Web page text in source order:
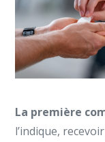
La première
l’indique,